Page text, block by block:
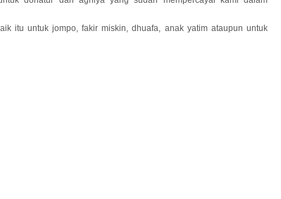
itu untuk jompo, fakir miskin, dhuafa, anak yatim ataupun untuk